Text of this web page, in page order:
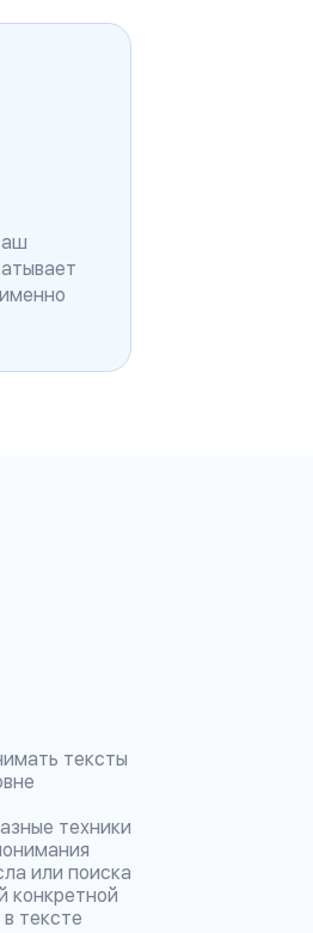
тексты
техники
или поиска
конкретной
тексте